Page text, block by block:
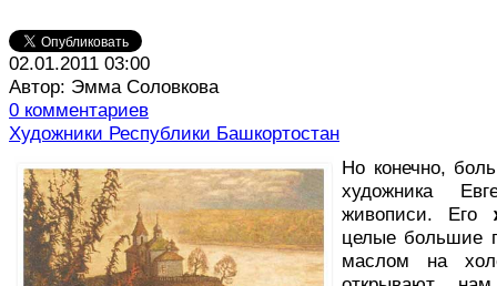
02.01.2011 03:00
Автор: Эмма Соловкова
0 комментариев
Художники Республики Башкортостан
Но конечно,
художника
живописи. Его
целые большие
маслом на